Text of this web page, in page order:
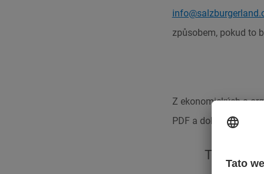
způsobem, pokud to
Z ekonomických a
PDF a dokumenty
TENTO